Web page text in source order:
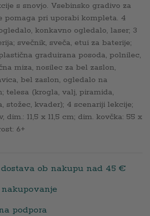
s snovjo. Vsebinsko gradivo za
pomaga pri uporabi kompleta. 4
konkavno ogledalo, laser; 3
svečnik, sveča, etui za baterije;
graduirana posoda, polnilec,
miza, nosilec za bel zaslon,
bel zaslon, ogledalo na
telesa (krogla, valj, piramida,
stožec, kvader); 4 scenariji lekcije;
11,5 x 11,5 cm; dim. kovčka: 55 x
6+
ob nakupu nad 45 €
nakupovanje
podpora